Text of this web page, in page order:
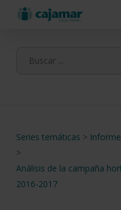
Series temáticas >
>
Análisis de la campaña
2016-2017